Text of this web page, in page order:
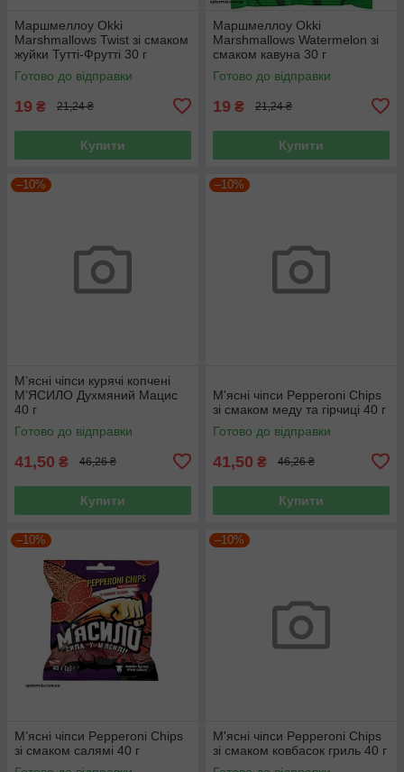
Маршмеллоу Okki
Marshmallows Twist зі смаком
жуйки Тутті-Фрутті 30 г
Готово до відправки
19 ₴ 21,24 ₴
Купити
Маршмеллоу Okki
Marshmallows Watermelon зі
смаком кавуна 30 г
Готово до відправки
19 ₴ 21,24 ₴
Купити
–10%
М’ясні чіпси курячі копчені
М’ЯСИЛО Духмяний Мацис
40 г
Готово до відправки
41,50 ₴ 46,26 ₴
Купити
–10%
М'ясні чіпси Pepperoni Chips
зі смаком меду та гірчиці 40 г
Готово до відправки
41,50 ₴ 46,26 ₴
Купити
–10%
М’ясні чіпси Pepperoni Chips
зі смаком салямі 40 г
–10%
М'ясні чіпси Pepperoni Chips
зі смаком ковбасок гриль 40 г